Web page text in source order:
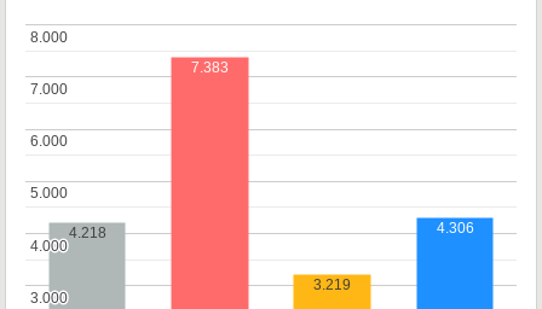
3.000
3.000
4.000
4.000
5.000
5.000
6.000
6.000
7.000
7.000
8.000
8.000
4.218
7.383
3.219
4.306